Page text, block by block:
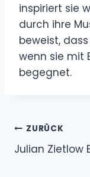
inspiriert sie
durch ihre
beweist,
wenn sie mit
begegnet.
ZURÜCK
Julian Zietlow